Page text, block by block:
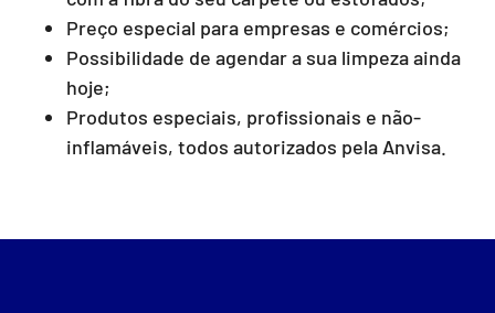
Preço especial para empresas e comércios;
Possibilidade de agendar a sua limpeza ainda
hoje;
Produtos especiais, profissionais e não-
inflamáveis, todos autorizados pela Anvisa.